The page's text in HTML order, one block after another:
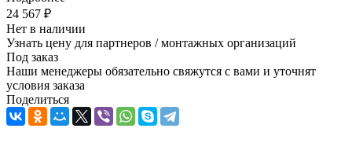
24 567 ₽
Нет в наличии
Узнать цену для партнеров / монтажных организаций
Под заказ
Наши менеджеры обязательно свяжутся с вами и уточнят
условия заказа
Поделиться